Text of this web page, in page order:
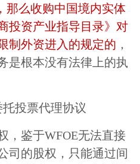
那么收购中国境内实体
投资产业指导目录》对
制外资进入的规定的 ，
是根本没有法律上的执
投票代理协议
，鉴于WFOE无法直接
司的股权，只能通过间